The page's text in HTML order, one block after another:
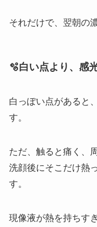
それだけで、翌朝の
🫧白い点より、感
白っぽい点があると
す。
ただ、触ると痛く、
洗顔後にそこだけ熱
す。
現像液が熱を持ちす